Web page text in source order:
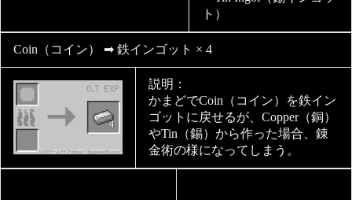
ト）
Coin（コイン） ➡ 鉄インゴット × 4
説明：
かまどでCoin（コイン）を鉄イン
ゴットに戻せるが、Copper（銅）
やTin（錫）から作った場合、錬
金術の様になってしまう。